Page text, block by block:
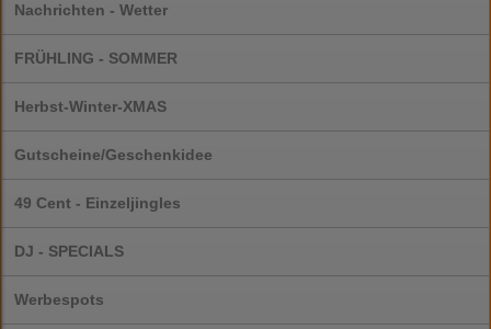
Nachrichten - Wetter
FRÜHLING - SOMMER
Herbst-Winter-XMAS
Gutscheine/Geschenkidee
49 Cent - Einzeljingles
DJ - SPECIALS
Werbespots